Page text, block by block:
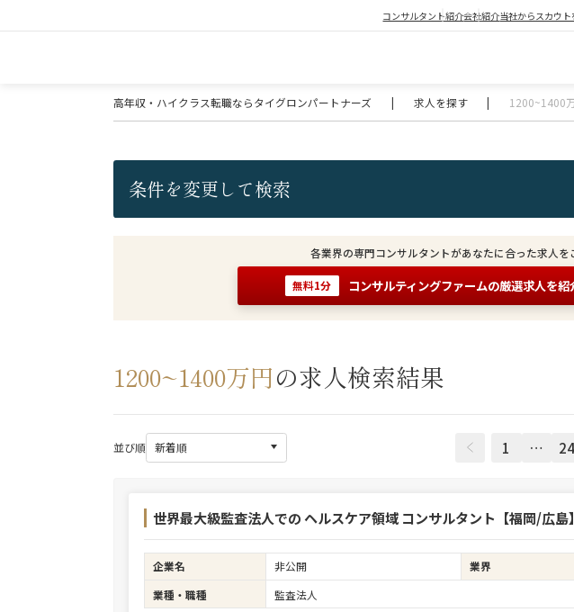
コンサルタント紹介会社紹介当社からスカウ
高年収・ハイクラス転職ならタイグロンパートナーズ | 求人を探す | 1200~1400
条件を変更して検索
各業界の専門コンサルタントがあなたに合った求人を
無料1分 コンサルティングファームの厳選求人を紹
1200~1400万円の求人検索結果
並び順 1 …
世界最大級監査法人での ヘルスケア領域 コンサルタント【福岡/広島】
企業名 非公開 業界
業種・職種
監査法人